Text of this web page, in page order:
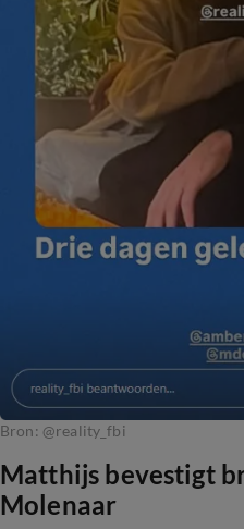
Bron: @reality_fbi
Matthijs bevestigt
Molenaar